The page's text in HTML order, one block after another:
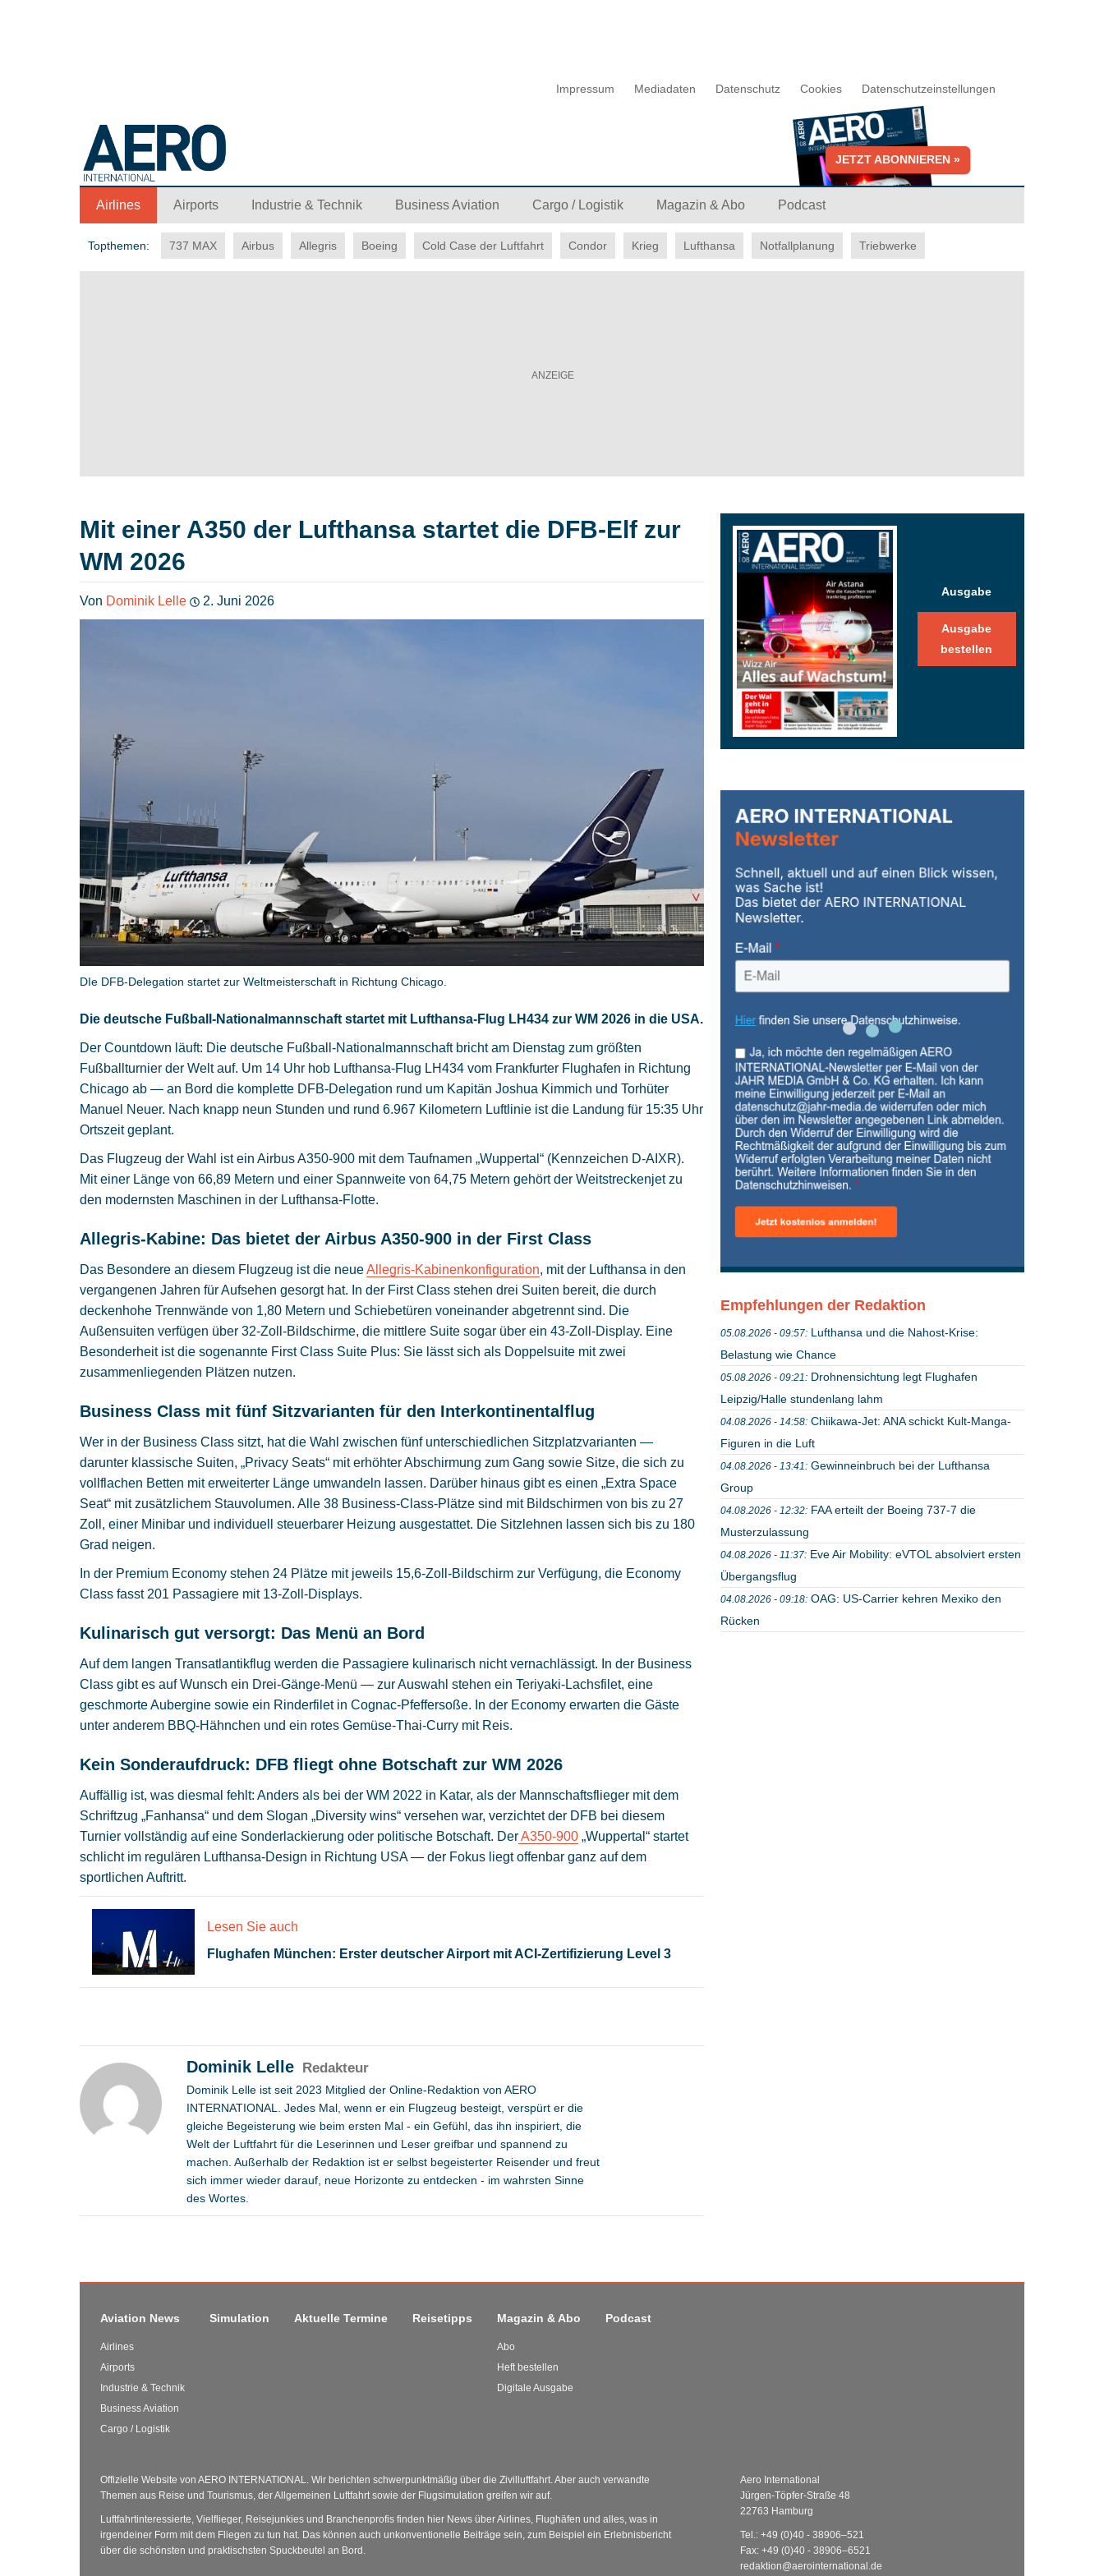
Impressum Mediadaten Datenschutz Cookies Datenschutzeinstellungen
JETZT ABONNIEREN »
Airlines Airports Industrie & Technik Business Aviation Cargo / Logistik Magazin & Abo Podcast
Topthemen: 737 MAX Airbus Allegris Boeing Cold Case der Luftfahrt Condor Krieg Lufthansa Notfallplanung Triebwerke
Ausgabe
Ausgabe
bestellen
Empfehlungen der Redaktion
05.08.2026 - 09:57: Lufthansa und die Nahost-Krise:
Belastung wie Chance
05.08.2026 - 09:21: Drohnensichtung legt Flughafen
Leipzig/Halle stundenlang lahm
04.08.2026 - 14:58: Chiikawa-Jet: ANA schickt Kult-Manga-
Figuren in die Luft
04.08.2026 - 13:41: Gewinneinbruch bei der Lufthansa
Group
04.08.2026 - 12:32: FAA erteilt der Boeing 737-7 die
Musterzulassung
04.08.2026 - 11:37: Eve Air Mobility: eVTOL absolviert ersten
Übergangsflug
04.08.2026 - 09:18: OAG: US-Carrier kehren Mexiko den
Rücken
Mit einer A350 der Lufthansa startet die DFB-Elf zur
WM 2026
Von Dominik Lelle 2. Juni 2026
DIe DFB-Delegation startet zur Weltmeisterschaft in Richtung Chicago.
Die deutsche Fußball-Nationalmannschaft startet mit Lufthansa-Flug LH434 zur WM 2026 in die USA.
Der Countdown läuft: Die deutsche Fußball-Nationalmannschaft bricht am Dienstag zum größten
Fußballturnier der Welt auf. Um 14 Uhr hob Lufthansa-Flug LH434 vom Frankfurter Flughafen in Richtung
Chicago ab — an Bord die komplette DFB-Delegation rund um Kapitän Joshua Kimmich und Torhüter
Manuel Neuer. Nach knapp neun Stunden und rund 6.967 Kilometern Luftlinie ist die Landung für 15:35 Uhr
Ortszeit geplant.
Das Flugzeug der Wahl ist ein Airbus A350-900 mit dem Taufnamen „Wuppertal“ (Kennzeichen D-AIXR).
Mit einer Länge von 66,89 Metern und einer Spannweite von 64,75 Metern gehört der Weitstreckenjet zu
den modernsten Maschinen in der Lufthansa-Flotte.
Allegris-Kabine: Das bietet der Airbus A350-900 in der First Class
Das Besondere an diesem Flugzeug ist die neueAllegris-Kabinenkonfiguration, mit der Lufthansa in den
vergangenen Jahren für Aufsehen gesorgt hat. In der First Class stehen drei Suiten bereit, die durch
deckenhohe Trennwände von 1,80 Metern und Schiebetüren voneinander abgetrennt sind. Die
Außensuiten verfügen über 32-Zoll-Bildschirme, die mittlere Suite sogar über ein 43-Zoll-Display. Eine
Besonderheit ist die sogenannte First Class Suite Plus: Sie lässt sich als Doppelsuite mit zwei
zusammenliegenden Plätzen nutzen.
Business Class mit fünf Sitzvarianten für den Interkontinentalflug
Wer in der Business Class sitzt, hat die Wahl zwischen fünf unterschiedlichen Sitzplatzvarianten —
darunter klassische Suiten, „Privacy Seats“ mit erhöhter Abschirmung zum Gang sowie Sitze, die sich zu
vollflachen Betten mit erweiterter Länge umwandeln lassen. Darüber hinaus gibt es einen „Extra Space
Seat“ mit zusätzlichem Stauvolumen. Alle 38 Business-Class-Plätze sind mit Bildschirmen von bis zu 27
Zoll, einer Minibar und individuell steuerbarer Heizung ausgestattet. Die Sitzlehnen lassen sich bis zu 180
Grad neigen.
In der Premium Economy stehen 24 Plätze mit jeweils 15,6-Zoll-Bildschirm zur Verfügung, die Economy
Class fasst 201 Passagiere mit 13-Zoll-Displays.
Kulinarisch gut versorgt: Das Menü an Bord
Auf dem langen Transatlantikflug werden die Passagiere kulinarisch nicht vernachlässigt. In der Business
Class gibt es auf Wunsch ein Drei-Gänge-Menü — zur Auswahl stehen ein Teriyaki-Lachsfilet, eine
geschmorte Aubergine sowie ein Rinderfilet in Cognac-Pfeffersoße. In der Economy erwarten die Gäste
unter anderem BBQ-Hähnchen und ein rotes Gemüse-Thai-Curry mit Reis.
Kein Sonderaufdruck: DFB fliegt ohne Botschaft zur WM 2026
Auffällig ist, was diesmal fehlt: Anders als bei der WM 2022 in Katar, als der Mannschaftsflieger mit dem
Schriftzug „Fanhansa“ und dem Slogan „Diversity wins“ versehen war, verzichtet der DFB bei diesem
Turnier vollständig auf eine Sonderlackierung oder politische Botschaft. DerA350-900 „Wuppertal“ startet
schlicht im regulären Lufthansa-Design in Richtung USA — der Fokus liegt offenbar ganz auf dem
sportlichen Auftritt.
Lesen Sie auch
Flughafen München: Erster deutscher Airport mit ACI-Zertifizierung Level 3
Dominik Lelle Redakteur
Dominik Lelle ist seit 2023 Mitglied der Online-Redaktion von AERO
INTERNATIONAL. Jedes Mal, wenn er ein Flugzeug besteigt, verspürt er die
gleiche Begeisterung wie beim ersten Mal - ein Gefühl, das ihn inspiriert, die
Welt der Luftfahrt für die Leserinnen und Leser greifbar und spannend zu
machen. Außerhalb der Redaktion ist er selbst begeisterter Reisender und freut
sich immer wieder darauf, neue Horizonte zu entdecken - im wahrsten Sinne
des Wortes.
Aviation News
Airlines
Airports
Industrie & Technik
Business Aviation
Cargo / Logistik
Simulation Aktuelle Termine Reisetipps Magazin & Abo
Abo
Heft bestellen
Digitale Ausgabe
Podcast
Offizielle Website von AERO INTERNATIONAL. Wir berichten schwerpunktmäßig über die Zivilluftfahrt. Aber auch verwandte
Themen aus Reise und Tourismus, der Allgemeinen Luftfahrt sowie der Flugsimulation greifen wir auf.
Luftfahrtinteressierte, Vielflieger, Reisejunkies und Branchenprofis finden hier News über Airlines, Flughäfen und alles, was in
irgendeiner Form mit dem Fliegen zu tun hat. Das können auch unkonventionelle Beiträge sein, zum Beispiel ein Erlebnisbericht
über die schönsten und praktischsten Spuckbeutel an Bord.
Aero International
Jürgen-Töpfer-Straße 48
22763 Hamburg
Tel.: +49 (0)40 - 38906–521
Fax: +49 (0)40 - 38906–6521
redaktion@aerointernational.de